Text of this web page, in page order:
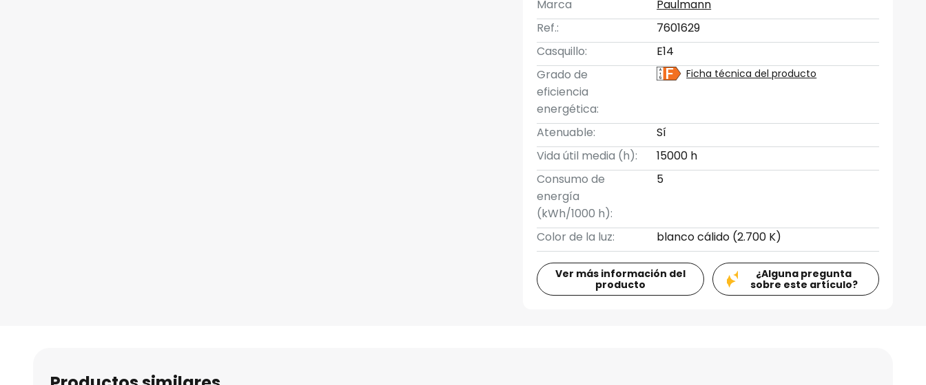
Marca
Paulmann
Ref.:
7601629
Casquillo:
E14
Grado de
eficiencia
energética:
Ficha técnica del producto
Atenuable:
Sí
Vida útil media (h):
15000 h
Consumo de
energía
(kWh/1000 h):
5
Color de la luz: blanco cálido (2.700 K)
Ver más información del
producto
¿Alguna pregunta
sobre este artículo?